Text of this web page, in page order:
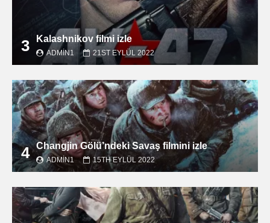
3 Kalashnikov filmi izle
ADMIN1 21ST EYLÜL 2022
4 Changjin Gölü’ndeki Savaş filmini izle
ADMIN1 15TH EYLÜL 2022